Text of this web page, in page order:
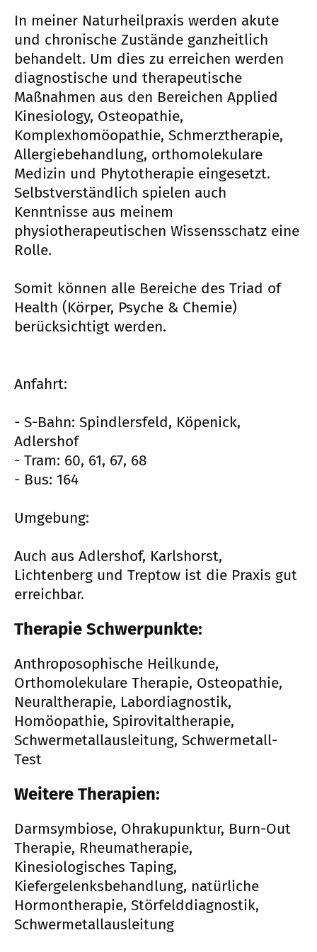
In meiner Naturheilpraxis werden akute
und chronische Zustände ganzheitlich
behandelt. Um dies zu erreichen werden
diagnostische und therapeutische
Maßnahmen aus den Bereichen Applied
Kinesiology, Osteopathie,
Komplexhomöopathie, Schmerztherapie,
Allergiebehandlung, orthomolekulare
Medizin und Phytotherapie eingesetzt.
Selbstverständlich spielen auch
Kenntnisse aus meinem
physiotherapeutischen Wissensschatz eine
Rolle.
Somit können alle Bereiche des Triad of
Health (Körper, Psyche & Chemie)
berücksichtigt werden.
Anfahrt:
- S-Bahn: Spindlersfeld, Köpenick,
Adlershof
- Tram: 60, 61, 67, 68
- Bus: 164
Umgebung:
Auch aus Adlershof, Karlshorst,
Lichtenberg und Treptow ist die Praxis gut
erreichbar.
Therapie Schwerpunkte:
Anthroposophische Heilkunde,
Orthomolekulare Therapie, Osteopathie,
Neuraltherapie, Labordiagnostik,
Homöopathie, Spirovitaltherapie,
Schwermetallausleitung, Schwermetall-
Test
Weitere Therapien:
Darmsymbiose, Ohrakupunktur, Burn-Out
Therapie, Rheumatherapie,
Kinesiologisches Taping,
Kiefergelenksbehandlung, natürliche
Hormontherapie, Störfelddiagnostik,
Schwermetallausleitung